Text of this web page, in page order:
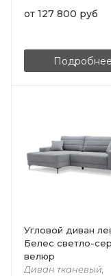
от 127 800 руб
Подробнее
Угловой диван
Белес светло-
велюр
Диван тканевый,